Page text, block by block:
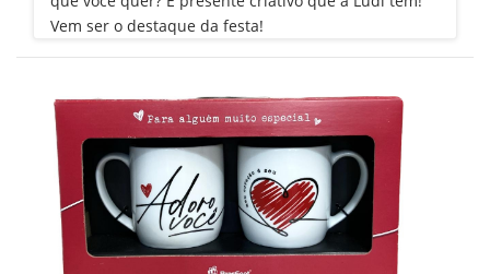
Vem ser o destaque da festa!